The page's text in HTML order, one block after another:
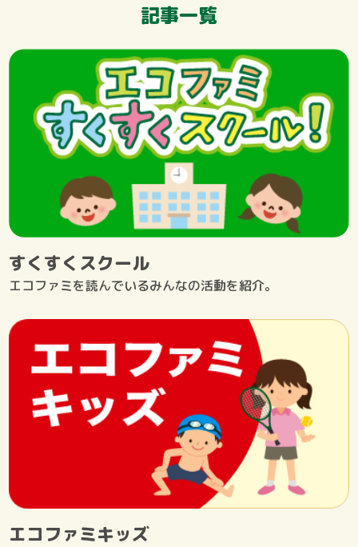
記事一覧
すくすくスクール
エコファミを読んでいるみんなの活動を紹介。
エコファミキッズ